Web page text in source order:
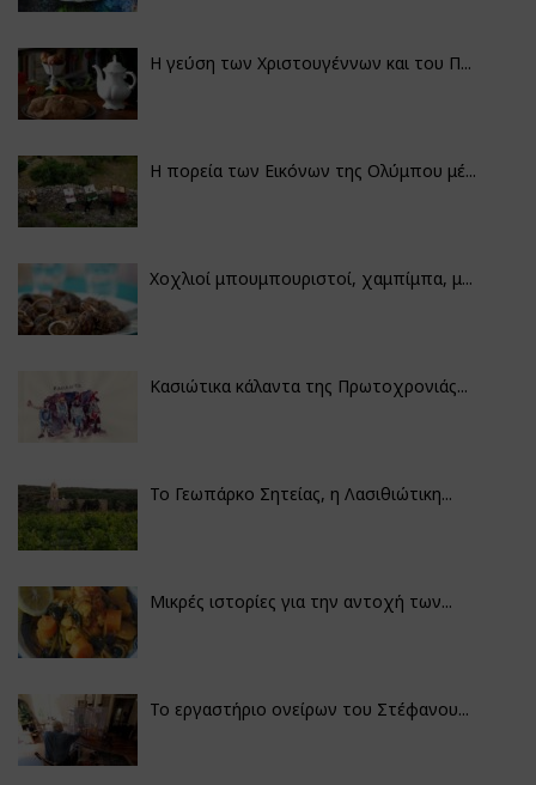
Η γεύση των Χριστουγέννων και του Π...
Η πορεία των Εικόνων της Ολύμπου μέ...
Χοχλιοί μπουμπουριστοί, χαμπίμπα, μ...
Κασιώτικα κάλαντα της Πρωτοχρονιάς...
Το Γεωπάρκο Σητείας, η Λασιθιώτικη...
Μικρές ιστορίες για την αντοχή των...
Το εργαστήριο ονείρων του Στέφανου...